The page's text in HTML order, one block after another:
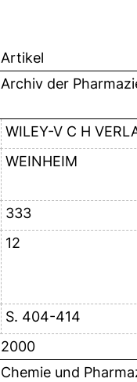
Artikel
Archiv der
WILEY-V C H
WEINHEIM
333
12
S. 404-414
2000
Chemie und